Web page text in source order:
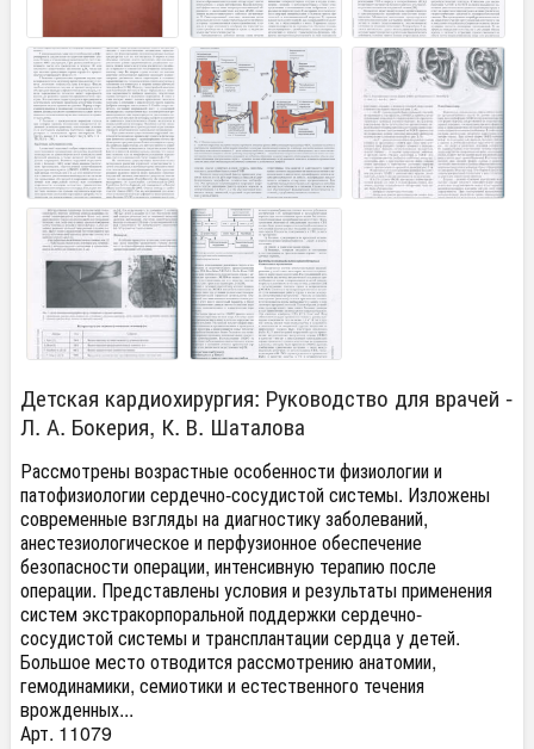
Детская кардиохирургия: Руководство для врачей -
Л. А. Бокерия, К. В. Шаталова
Рассмотрены возрастные особенности физиологии и
патофизиологии сердечно-сосудистой системы. Изложены
современные взгляды на диагностику заболеваний,
анестезиологическое и перфузионное обеспечение
безопасности операции, интенсивную терапию после
операции. Представлены условия и результаты применения
систем экстракорпоральной поддержки сердечно-
сосудистой системы и трансплантации сердца у детей.
Большое место отводится рассмотрению анатомии,
гемодинамики, семиотики и естественного течения
врожденных...
Арт. 11079